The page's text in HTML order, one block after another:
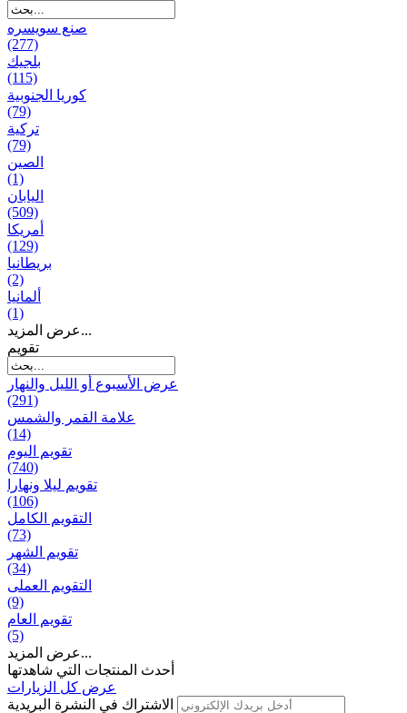
صنع سویسره
(277)
بلجيك
(115)
كوريا الجنوبية
(79)
تركية
(79)
الصين
(1)
اليابان
(509)
أمريكا
(129)
بریطانیا
(2)
ألمانيا
(1)
عرض المزيد...
تقويم
عرض الأسبوع أو الليل والنهار
(291)
علامة القمر والشمس
(14)
تقویم الیوم
(740)
تقويم ليلا ونهارا
(106)
التقويم الكامل
(73)
تقويم الشهر
(34)
التقويم العملی
(9)
تقويم العام
(5)
عرض المزيد...
أحدث المنتجات التي شاهدتها
عرض كل الزيارات
الاشتراك في النشرة البريدية